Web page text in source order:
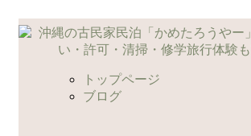
コ
ン
トップページ
ブログ